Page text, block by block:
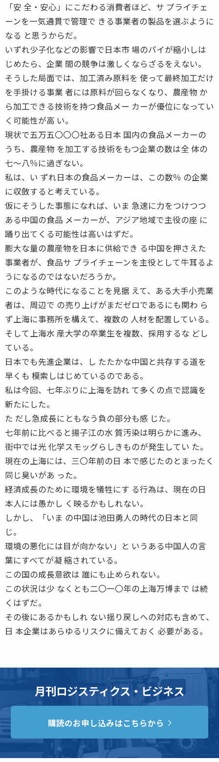
「安 全・安心」にこだわる消費者ほど、サ プライチェ
ーンを一気通貫で管理で きる事業者の製品を選ぶように
なる と思うからだ。
いずれ少子化などの影響で日本市 場のパイが縮小しは
じめたら、企業 間の競争は激しくならざるをえない。
そうした局面では、加工済み原料を 使って最終加工だけ
を手掛ける事業 者には原料が回らなくなり、農産物 か
ら加工できる技術を持つ食品メー カーが優位になってい
く可能性が高 い。
現状で五万五〇〇〇社ある日本 国内の食品メーカーの
うち、農産物 を加工する技術をもつ企業の数は全 体の
七〜八％に過ぎない。
私は、い ずれ日本の食品メーカーは、この数％ の企業
に収斂すると考えている。
仮にそうした事態になれば、いま 急速に力をつけつつ
ある中国の食品 メーカーが、アジア地域で主役の座 に
踊り出てくる可能性は高いはずだ。
膨大な量の農産物を日本に供給でき る中国を押さえた
事業者が、食品サ プライチェーンを主役として牛耳るよ
うになるのではないだろうか。
このような時代になることを見据 えて、ある大手小売業
者は、周辺で の売り上げがまだゼロであるにも関わ ら
ず上海に事務所を構えて、複数の 人材を配置している。
そして上海水 産大学の卒業生を複数、採用するな どし
ている。
日本でも先進企業は、し たたかな中国と共存する道を
早くも 模索しはじめているのである。
私は今回、七年ぶりに上海を訪れ て多くの点で認識を
新たにした。
た だし急成長にともなう負の部分も感 じた。
七年前に比べると揚子江の水 質汚染は明らかに進み、
街中では光 化学スモッグらしきものが発生してい た。
現在の上海には、三〇年前の日 本で感じたのとまったく
同じ臭いがあ った。
経済成長のために環境を犠牲にす る行為は、現在の日
本人には愚かし く映るかもしれない。
しかし、「いま の中国は池田勇人の時代の日本と同
じ。
環境の悪化には目が向かない」と いうある中国人の言
葉にすべてが凝 縮されている。
この国の成長意欲は 誰にも止められない。
この状況は少 なくとも二〇一〇年の上海万博まで は続
くはずだ。
その後にあるかもしれ ない揺り戻しへの対応も含めて、
日 本企業はあらゆるリスクに備えておく 必要がある。
月刊ロジスティクス・ビジネス
購読のお申し込みはこちらから